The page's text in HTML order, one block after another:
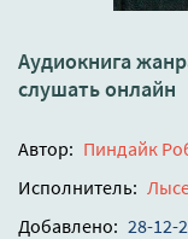
Аудиокнига
слушать онлайн
Автор: Пиндайк
Исполнитель:
Добавлено: 28-12-